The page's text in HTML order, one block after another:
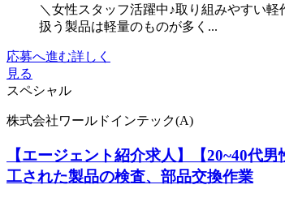
＼女性スタッフ活躍中♪取り組みやすい軽
扱う製品は軽量のものが多く...
応募へ進む詳しく
見る
スペシャル
株式会社ワールドインテック(A)
【エージェント紹介求人】【20~40代
工された製品の検査、部品交換作業